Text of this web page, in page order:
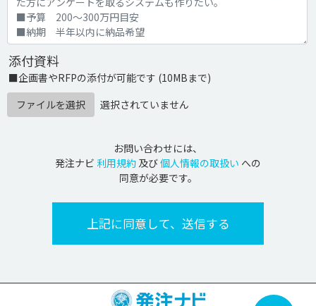
添付資料
■企画書やRFPの添付が可能です (10MBまで)
ファイルを選択
選択されていません
お問い合わせには、
発注ナビ 利用規約 及び個人情報の取扱い への
同意が必要です。